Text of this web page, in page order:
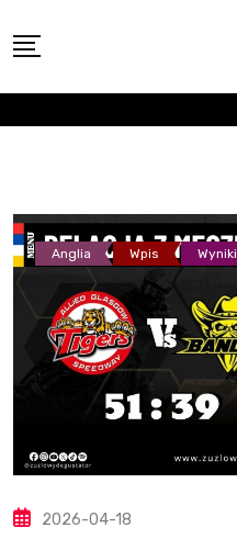
to
Anglia Wpis Wyniki
2026-04-18